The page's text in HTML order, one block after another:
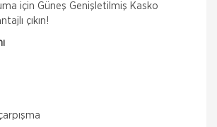
için Güneş Genişletilmiş Kasko
çıkın!